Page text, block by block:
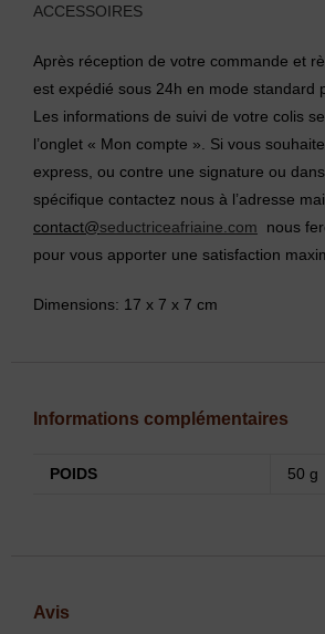
ACCESSOIRES
Après réception de votre commande et
est expédié sous 24h en mode standard
Les informations de suivi de votre colis
l’onglet « Mon compte ». Si vous
express, ou contre une signature ou
spécifique contactez nous à l’adresse
contact@seductriceafriaine.com nous
pour vous apporter une satisfaction
Dimensions: 17 x 7 x 7 cm
Informations complémentaires
POIDS 50 g
Avis